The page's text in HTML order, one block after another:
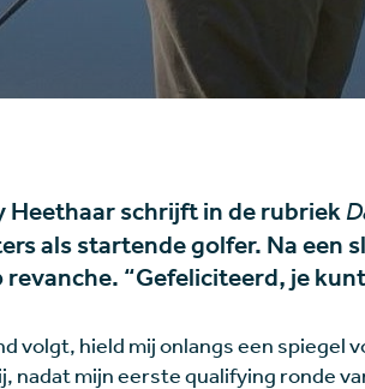
Heethaar schrijft in de rubriek
als startende golfer. Na een
“Gefeliciteerd, je
volgt, hield mij onlangs een spiegel
mijn eerste qualifying ronde